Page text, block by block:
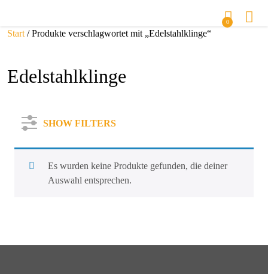
0
Start / Produkte verschlagwortet mit „Edelstahlklinge“
Edelstahlklinge
SHOW FILTERS
Es wurden keine Produkte gefunden, die deiner
Auswahl entsprechen.